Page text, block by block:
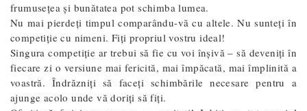
frumusețea și bunătatea pot schimba lumea.
Nu mai pierdeți timpul comparându-vă cu altele. Nu sunteți în
competiție cu nimeni. Fiți propriul vostru ideal!
Singura competiție ar trebui să fie cu voi înșivă – să deveniți în
fiecare zi o versiune mai fericită, mai împăcată, mai împlinită a
voastră. Îndrăzniți să faceți schimbările necesare pentru a
ajunge acolo unde vă doriți să fiți.